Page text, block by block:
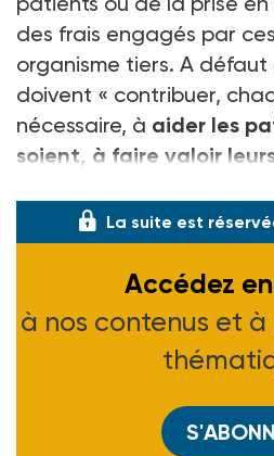
des frais engagés par
organisme tiers. A
doivent « contribuer,
nécessaire, à aider les
soient, à faire valoir
La suite est
Accédez
à nos contenus et